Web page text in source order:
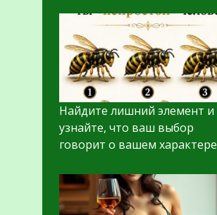
Найдите лишний элемент и
узнайте, что ваш выбор
говорит о вашем характере